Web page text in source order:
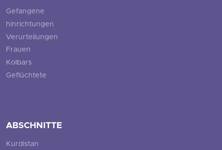
Gefangene
hinrichtungen
Verurteilungen
Frauen
Kolbars
Geflüchtete
ABSCHNITTE
Kurdistan